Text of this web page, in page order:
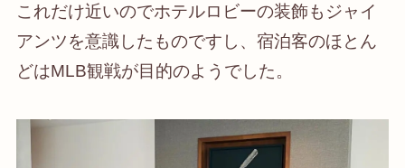
これだけ近いのでホテルロビーの装飾もジャイ
アンツを意識したものですし、宿泊客のほとん
どはMLB観戦が目的のようでした。